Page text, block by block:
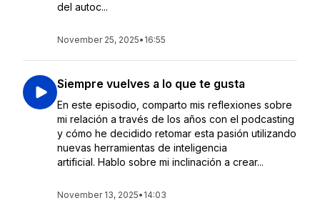
del autoc...
November 25, 2025• 16:55
Siempre vuelves a lo que te gusta
En este episodio, comparto mis reflexiones sobre
mi relación a través de los años con el podcasting
y cómo he decidido retomar esta pasión utilizando
nuevas herramientas de inteligencia
artificial. Hablo sobre mi inclinación a crear...
November 13, 2025• 14:03